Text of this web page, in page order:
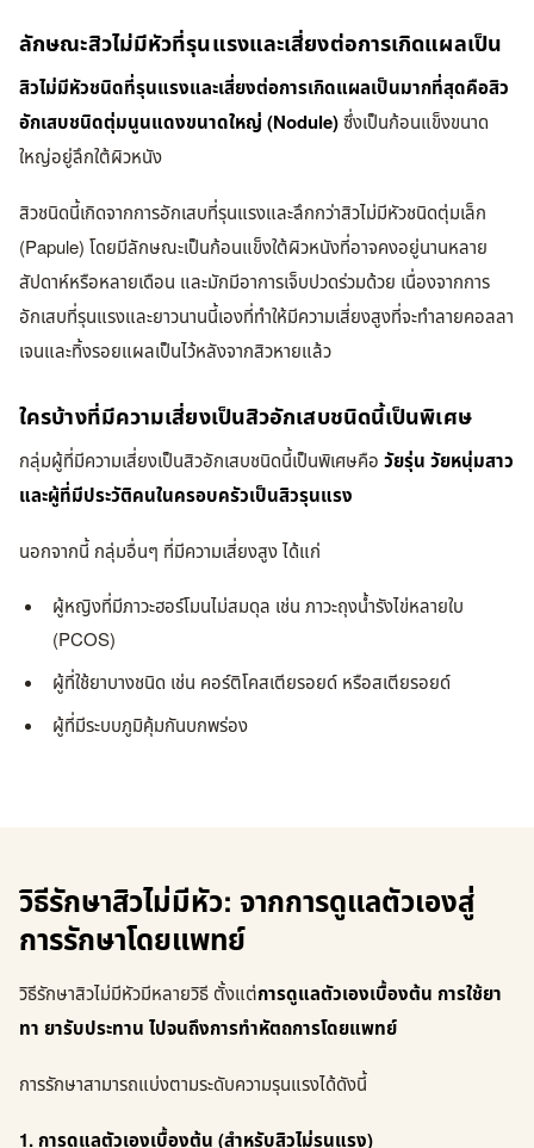
ลักษณะสิวไม่มีหัวที่รุนแรงและเสี่ยงต่อการเกิดแผลเป็น
สิวไม่มีหัวชนิดที่รุนแรงและเสี่ยงต่อการเกิดแผลเป็นมากที่สุดคือสิว
อักเสบชนิดตุ่มนูนแดงขนาดใหญ่ (Nodule)ซึ่งเป็นก้อนแข็งขนาด
ใหญ่อยู่ลึกใต้ผิวหนัง
สิวชนิดนี้เกิดจากการอักเสบที่รุนแรงและลึกกว่าสิวไม่มีหัวชนิดตุ่มเล็ก
(Papule) โดยมีลักษณะเป็นก้อนแข็งใต้ผิวหนังที่อาจคงอยู่นานหลาย
สัปดาห์หรือหลายเดือน และมักมีอาการเจ็บปวดร่วมด้วย เนื่องจากการ
อักเสบที่รุนแรงและยาวนานนี้เองที่ทำให้มีความเสี่ยงสูงที่จะทำลายคอลลา
เจนและทิ้งรอยแผลเป็นไว้หลังจากสิวหายแล้ว
ใครบ้างที่มีความเสี่ยงเป็นสิวอักเสบชนิดนี้เป็นพิเศษ
กลุ่มผู้ที่มีความเสี่ยงเป็นสิวอักเสบชนิดนี้เป็นพิเศษคือ วัยรุ่น วัยหนุ่มสาว
และผู้ที่มีประวัติคนในครอบครัวเป็นสิวรุนแรง
นอกจากนี้ กลุ่มอื่นๆ ที่มีความเสี่ยงสูง ได้แก่
ผู้หญิงที่มีภาวะฮอร์โมนไม่สมดุล เช่น ภาวะถุงน้ำรังไข่หลายใบ
(PCOS)
ผู้ที่ใช้ยาบางชนิด เช่น คอร์ติโคสเตียรอยด์ หรือสเตียรอยด์
ผู้ที่มีระบบภูมิคุ้มกันบกพร่อง
วิธีรักษาสิวไม่มีหัว: จากการดูแลตัวเองสู่
การรักษาโดยแพทย์
วิธีรักษาสิวไม่มีหัวมีหลายวิธี ตั้งแต่การดูแลตัวเองเบื้องต้น การใช้ยา
ทา ยารับประทาน ไปจนถึงการทำหัตถการโดยแพทย์
การรักษาสามารถแบ่งตามระดับความรุนแรงได้ดังนี้
1. การดูแลตัวเองเบื้องต้น (สำหรับสิวไม่รุนแรง)